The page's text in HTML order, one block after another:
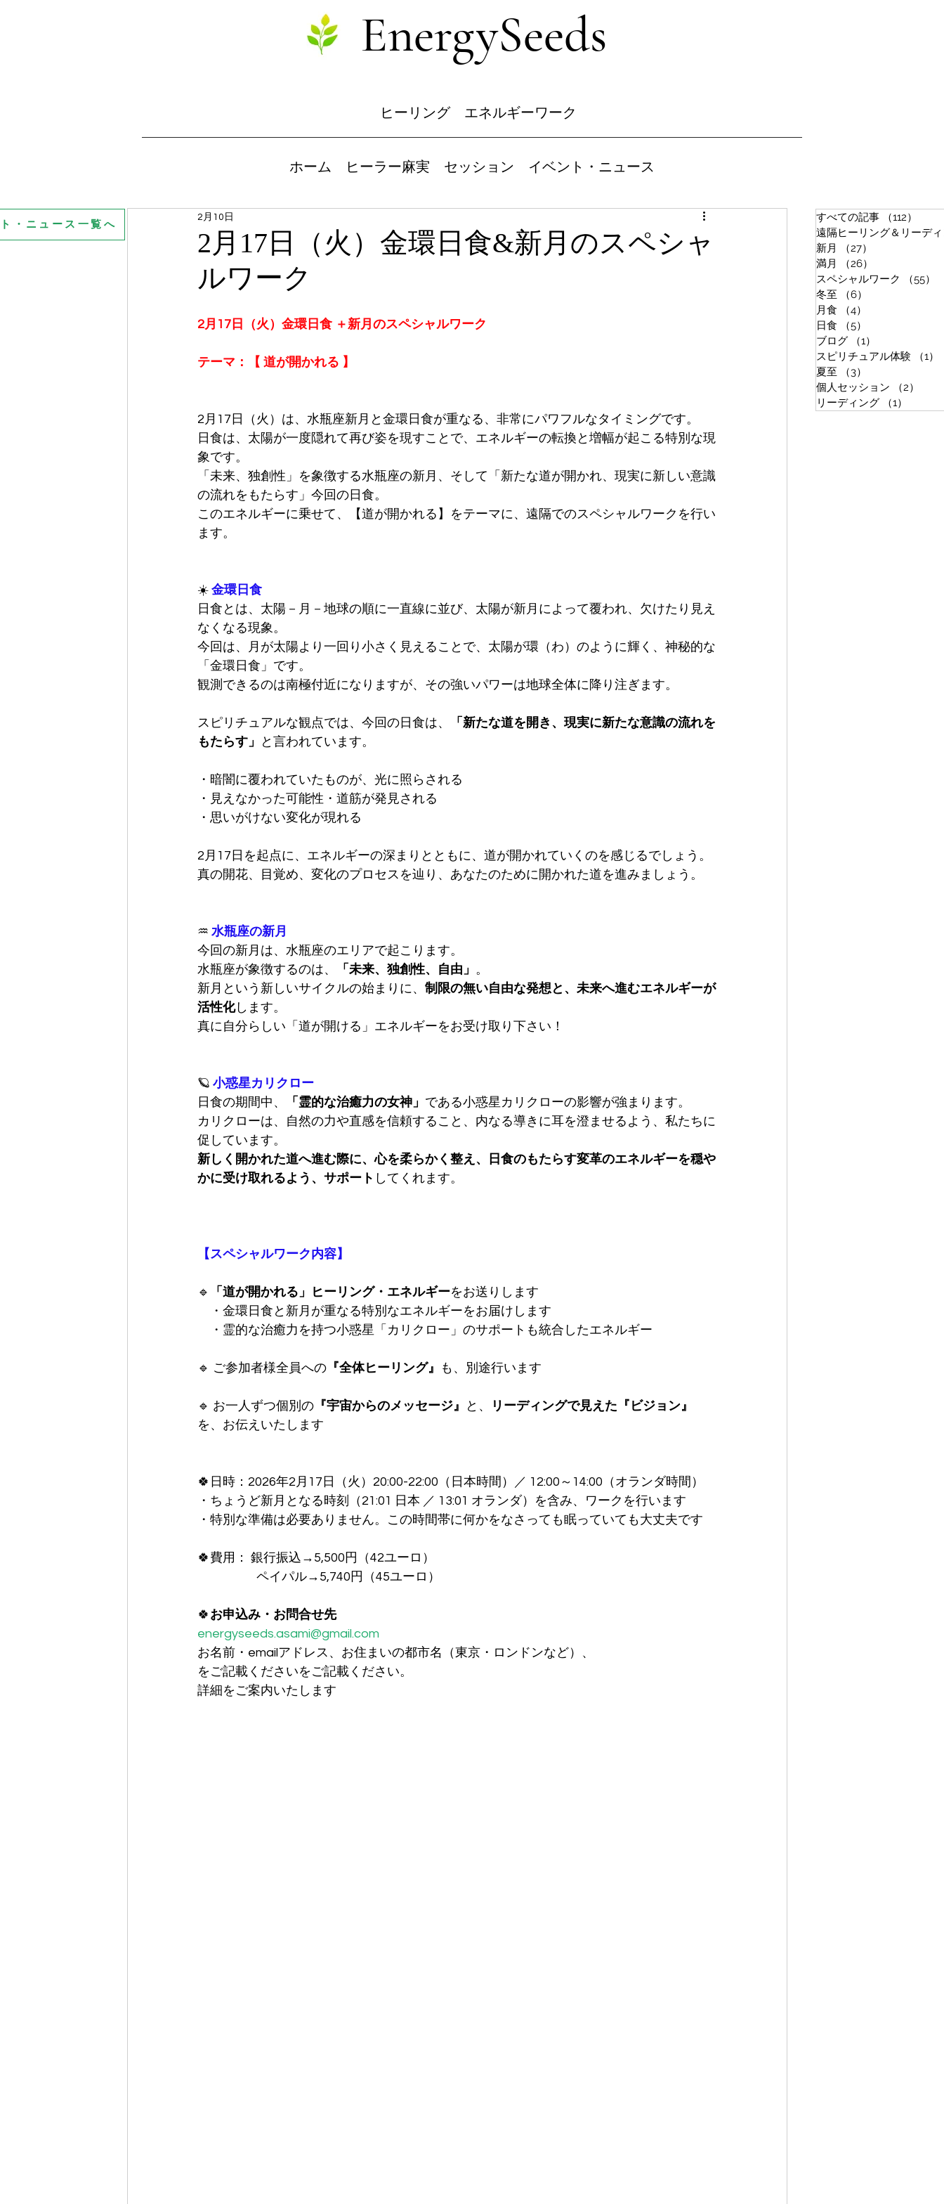
EnergySeeds
ヒーリング エネルギーワーク
ホーム ヒーラー麻実 セッション イベント・ニュース
・ニュース一覧へ
2月17日（火）金環日食&新月のスペシャ
ルワーク
2月10日
2月17日（火）金環 日食 ＋新月 のスペシャルワーク
テーマ：【 道が開かれる 】
2月17日（火）は、水瓶座新月と金環日食が重なる、非常にパワフルなタイミングです。
日食は、太陽が一度隠れて再び姿を現すことで、エネルギーの転換と増幅が起こる特別な現
象です。
「未来、独創性」を象徴する水瓶座の新月、そして「新たな道が開かれ、現実に新しい意識
の流れをもたらす」今回の日食。
このエネルギーに乗せて、【道が開かれる】をテーマに、遠隔でのスペシャルワークを行い
ます。
☀️ 金環日食
日食とは、太陽－月－地球の順に一直線に並び、太陽が新月によって覆われ、欠けたり見え
なくなる現象。
今回は、月が太陽より一回り小さく見えることで、太陽が環（わ）のように輝く、神秘的な
「金環日食」です。
観測できるのは南極付近になりますが、その強いパワーは地球全体に降り注ぎます。
スピリチュアルな観点では、今回の日食は、
「新たな道を開き、現実に新たな意識の流れを
もたらす」
と言われています。
・暗闇に覆われていたものが、光に照らされる
・見えなかった可能性・道筋が発見される
・思いがけない変化が現れる
2月17日を起点に、エネルギーの深まりとともに、道が開かれていくのを感じるでしょう。
真の開花、目覚め、変化のプロセスを辿り、あなたのために開かれた道を進みましょう。
♒ 水瓶座の新月
今回の新月は、水瓶座のエリアで起こります。
水瓶座が象徴するのは、
「未来、独創性、自由」 。
新月という新しいサイクルの始まりに、 制限の無い自由な発想と、未来へ進むエネルギーが
活性化します。
真に自分らしい「道が開ける」エネルギーをお受け取り下さい！
🪐 小惑星カリクロー
日食の期間中、
「霊的な治癒力の女神」 である小惑星カリクローの影響が強まります。
カリクローは、自然の力や直感を信頼すること、内なる導きに耳を澄ませるよう、私たちに
促しています。
新しく開かれた道へ進む際に、心を柔らかく整え、日食のもたらす変革のエネルギーを穏や
かに受け取れるよう、サポート してくれます。
【スペシャルワーク内容】
🔹 「道が開かれる」ヒーリング・エネルギーをお送りします
・金環日食と新月が重なる特別なエネルギーをお届けします
・霊的な治癒力を持つ小惑星「カリクロー」のサポートも統合したエネルギー
🔹 ご参加者様全員への 『全体ヒーリング』 も、別途行います
🔹 お一人ずつ個別の 『宇宙からのメッセージ』 と、
リーディングで見えた『ビジョン』
を、お伝えいたします
🍀日時：2026年2月17日（火）20:00-22:00（日本時間）／ 12:00～14:00（オランダ時間）
・ちょうど新月となる時刻（21:01 日本 ／ 13:01 オランダ）を含み、ワークを行います
・特別な準備は必要ありません。この時間帯に何かをなさっても眠っていても大丈夫です
🍀費用： 銀行振込→5,500円（42ユーロ）
ペイパル→5,740円（45ユーロ）
🍀 お申込み・お問合せ先
energyseeds.asami@gmail.com
お名前・emailアドレス、お住まいの都市名（東京・ロンドンなど）、
をご記載くださいをご記載ください。
詳細をご案内いたします
すべての記事 （112）
遠隔ヒーリング＆リーデ
新月
（27）
満月
（26）
スペシャルワーク
（55）
冬至
（6）
月食
（4）
日食
（5）
ブログ
（1）
スピリチュアル体験
（1）
夏至
（3）
個人セッション
（2）
リーディング
（1）